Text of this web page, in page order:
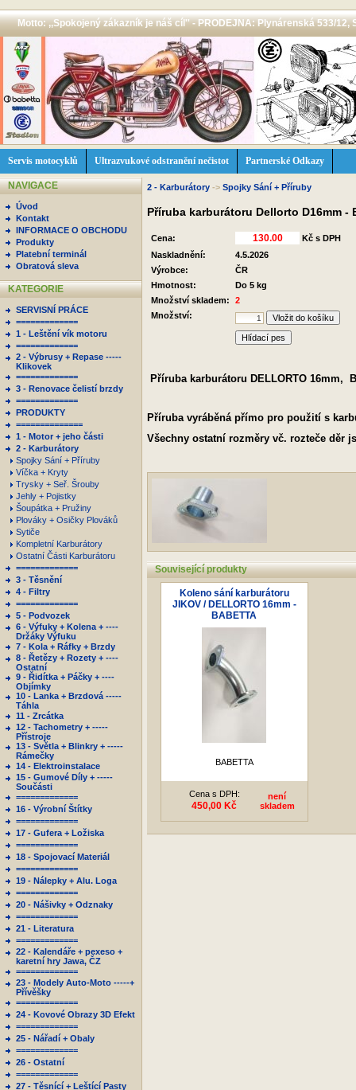
Motto: ,,Spokojený zákazník je náš cíl'' - PRODEJNA: Plynárenská 533/12,
Servis motocyklů Ultrazvukové odstranění nečistot Partnerské Odkazy
NAVIGACE
Úvod
Kontakt
INFORMACE O OBCHODU
Produkty
Platební terminál
Obratová sleva
KATEGORIE
SERVISNÍ PRÁCE
=============
1 - Leštění vík motoru
=============
2 - Výbrusy + Repase -----
Klikovek
=============
3 - Renovace čelistí brzdy
=============
PRODUKTY
==============
1 - Motor + jeho části
2 - Karburátory
Spojky Sání + Příruby
Víčka + Kryty
Trysky + Seř. Šrouby
Jehly + Pojistky
Šoupátka + Pružiny
Plováky + Osičky Plováků
Sytiče
Kompletní Karburátory
Ostatní Části Karburátoru
=============
3 - Těsnění
4 - Filtry
=============
5 - Podvozek
6 - Výfuky + Kolena + ----
Držáky Výfuku
7 - Kola + Ráfky + Brzdy
8 - Řetězy + Rozety + ----
Ostatní
9 - Řidítka + Páčky + ----
Objímky
10 - Lanka + Brzdová -----
Táhla
11 - Zrcátka
12 - Tachometry + -----
Přístroje
13 - Světla + Blinkry + -----
Rámečky
14 - Elektroinstalace
15 - Gumové Díly + -----
Součásti
=============
16 - Výrobní Štítky
=============
17 - Gufera + Ložiska
=============
18 - Spojovací Materiál
=============
19 - Nálepky + Alu. Loga
=============
20 - Nášivky + Odznaky
=============
21 - Literatura
=============
22 - Kalendáře + pexeso +
karetní hry Jawa, ČZ
=============
23 - Modely Auto-Moto -----+
Přívěšky
=============
24 - Kovové Obrazy 3D Efekt
=============
25 - Nářadí + Obaly
=============
26 - Ostatní
=============
27 - Těsnící + Leštící Pasty
2 - Karburátory -> Spojky Sání + Příruby
Příruba karburátoru Dellorto D16mm -
Cena:
Kč s DPH
Naskladnění:
4.5.2026
Výrobce:
ČR
Hmotnost:
Do 5 kg
Množství skladem:
2
Množství:
Hlídací pes
Příruba karburátoru DELLORTO 16mm,
Příruba vyráběná přímo pro použití s
Všechny ostatní rozměry vč. rozteče děr
Související produkty
Koleno sání karburátoru
JIKOV / DELLORTO 16mm -
BABETTA
BABETTA
Cena s DPH:
450,00 Kč
není
skladem